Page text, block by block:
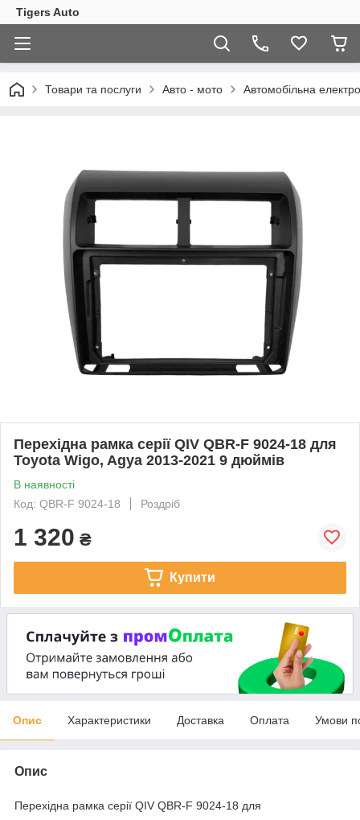
Tigers Auto
Товари та послуги Авто - мото Автомобільна
Перехідна рамка серії QIV QBR-F 9024-18 для
Toyota Wigo, Agya 2013-2021 9 дюймів
В наявності
Код: QBR-F 9024-18
Роздріб
1 320 ₴
Купити
Опис Характеристики Доставка Оплата Умови
Опис
Перехідна рамка серії QIV QBR-F 9024-18 для